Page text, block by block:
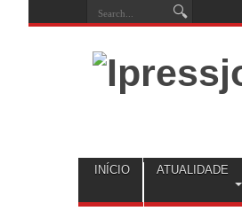
INÍCIO ATUALIDADE